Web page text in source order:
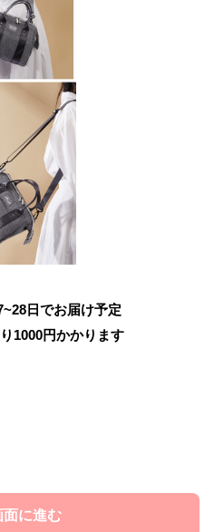
日でお届け予定
1000円かかります
面に進む